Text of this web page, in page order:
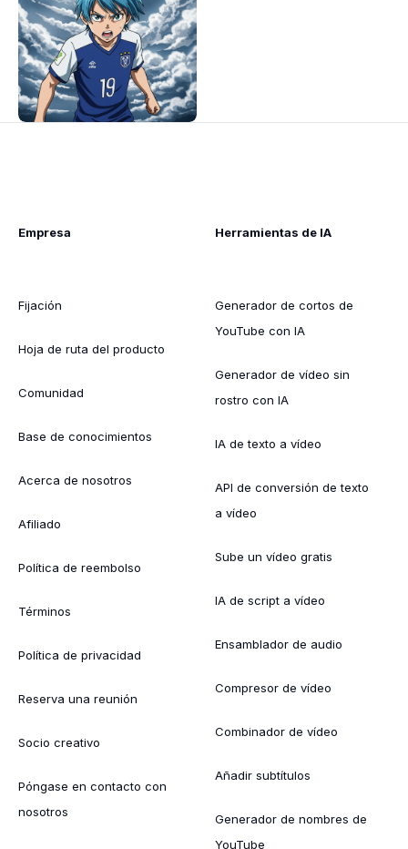
Empresa
Fijación
Hoja de ruta del producto
Comunidad
Base de conocimientos
Acerca de nosotros
Afiliado
Política de reembolso
Términos
Política de privacidad
Reserva una reunión
Socio creativo
Póngase en contacto con
nosotros
Herramientas de IA
Generador de cortos de
YouTube con IA
Generador de vídeo sin
rostro con IA
IA de texto a vídeo
API de conversión de texto
a vídeo
Sube un vídeo gratis
IA de script a vídeo
Ensamblador de audio
Compresor de vídeo
Combinador de vídeo
Añadir subtítulos
Generador de nombres de
YouTube